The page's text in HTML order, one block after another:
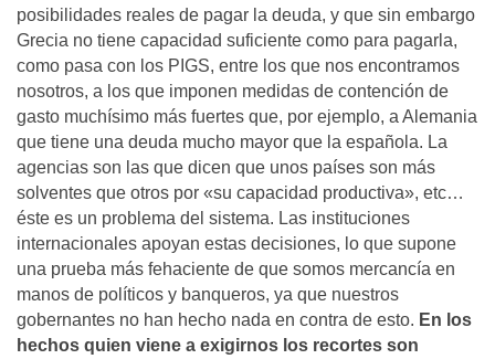
posibilidades reales de pagar la deuda, y que sin embargo
Grecia no tiene capacidad suficiente como para pagarla,
como pasa con los PIGS, entre los que nos encontramos
nosotros, a los que imponen medidas de contención de
gasto muchí­simo más fuertes que, por ejemplo, a Alemania
que tiene una deuda mucho mayor que la española. La
agencias son las que dicen que unos paí­ses son más
solventes que otros por «su capacidad productiva», etc…
éste es un problema del sistema. Las instituciones
internacionales apoyan estas decisiones, lo que supone
una prueba más fehaciente de que somos mercancí­a en
manos de polí­ticos y banqueros, ya que nuestros
gobernantes no han hecho nada en contra de esto. En los
hechos quien viene a exigirnos los recortes son